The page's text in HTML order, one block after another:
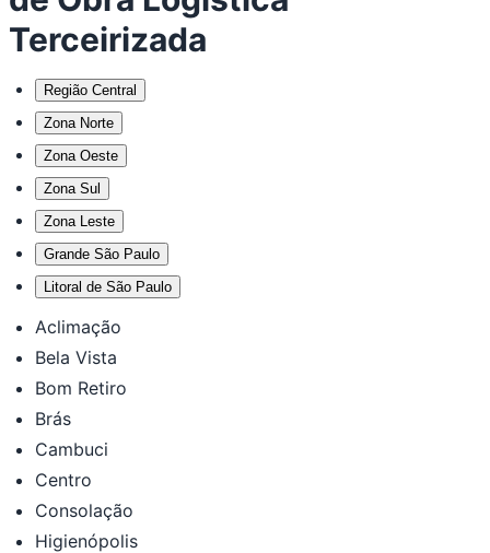
Terceirizada
Região Central
Zona Norte
Zona Oeste
Zona Sul
Zona Leste
Grande São Paulo
Litoral de São Paulo
Aclimação
Bela Vista
Bom Retiro
Brás
Cambuci
Centro
Consolação
Higienópolis